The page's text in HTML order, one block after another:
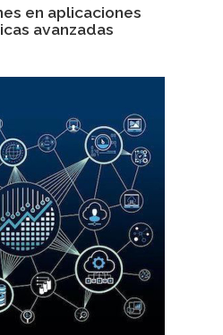
en aplicaciones
avanzadas